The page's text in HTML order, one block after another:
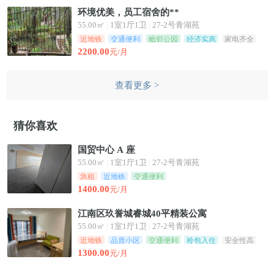
环境优美，员工宿舍的**
55.00㎡ 1室1厅1卫 27-2号青湖苑
近地铁 交通便利 毗邻公园 经济实惠 家电齐全
2200.00元/月
查看更多 >
猜你喜欢
国贸中心 A 座
55.00㎡ 1室1厅1卫 27-2号青湖苑
急租 近地铁 交通便利
1400.00元/月
江南区玖誉城睿城40平精装公寓
55.00㎡ 1室1厅1卫 27-2号青湖苑
近地铁 品质小区 交通便利 拎包入住 安全性高
1300.00元/月